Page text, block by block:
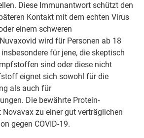
Diese Immunantwort schützt den
Kontakt mit dem echten Virus
einem schweren
wird für Personen ab 18
für jene, die skeptisch
sind oder diese nicht
eignet sich sowohl für die
als auch für
Die bewährte Protein-
zu einer gut verträglichen
gegen COVID-19.